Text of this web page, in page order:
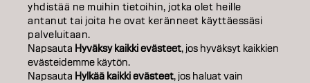
RYHDY KUMPPANIKSI
OTA YHTEYTTÄ
yhdistää ne muihin tietoihin, jotka olet heille
antanut tai joita he ovat keränneet käyttäessäsi
palveluitaan.
Napsauta Hyväksy kaikki evästeet, jos hyväksyt kaikkien
evästeidemme käytön.
Napsauta Hylkää kaikki evästeet, jos haluat vain